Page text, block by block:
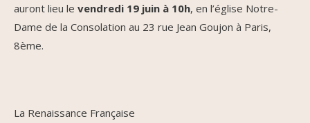
auront lieu le vendredi 19 juin à 10h, en l’église Notre-
Dame de la Consolation au 23 rue Jean Goujon à Paris,
8ème.
La Renaissance Française